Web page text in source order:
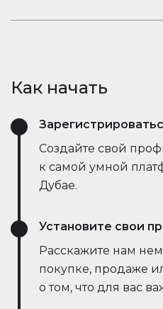
делая сделки быстрее и
приложениями.
режиме реального
месте.
Как начать
Создайте свой
к самой умной
Дубае.
Установите свои
Расскажите нам
покупке, продаже
о том, что для вас